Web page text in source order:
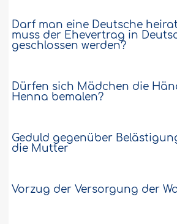
Darf man eine Deutsche
muss der Ehevertrag in
geschlossen werden?
Dürfen sich Mädchen die
Henna bemalen?
Geduld gegenüber
die Mutter
Vorzug der Versorgung der